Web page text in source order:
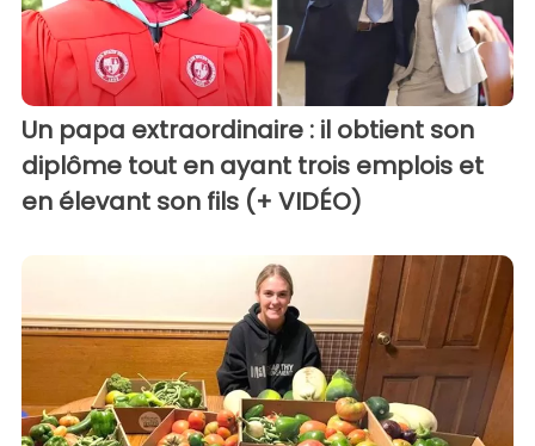
Un papa extraordinaire : il obtient son
diplôme tout en ayant trois emplois et
en élevant son fils (+ VIDÉO)